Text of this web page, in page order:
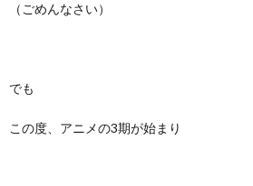
（ごめんなさい）
でも
この度、アニメの3期が始まり